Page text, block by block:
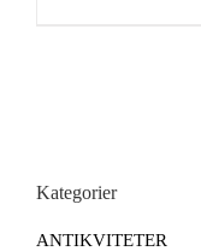
Kategorier
ANTIKVITETER